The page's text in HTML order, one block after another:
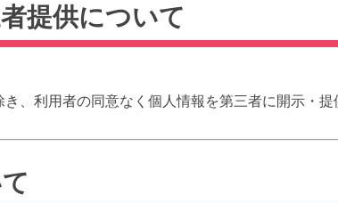
提供について
、利用者の同意なく個人情報を第三者に開示・提